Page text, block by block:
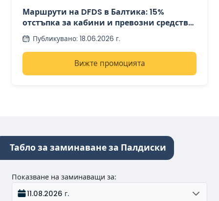
БАЛТИЙСКО
МОРЕ
Маршрути на DFDS в Балтика: 15%
отстъпка за кабини и превозни средства
при двупосочни пътувания
Публикувано: 18.06.2026 г.
Вижте промоцията
Табло за заминаване за Палдиски
Показване на заминаващи за:
11.08.2026 г.